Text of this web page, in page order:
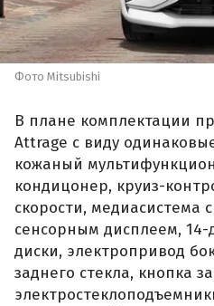
Фото Mitsubishi
В плане комплектации
Attrage с виду
кожаный
кондицонер, круиз-
скорости, медиасистема
сенсорным дисплеем,
диски, электропривод
заднего стекла, кнопка